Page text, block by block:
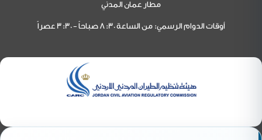
مطار عمان المدني
أوقات الدوام الرسمي: من الساعة 8:30 صباحاً - 3:30 عصراً